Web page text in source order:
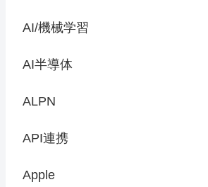
AI/機械学習
AI半導体
ALPN
API連携
Apple